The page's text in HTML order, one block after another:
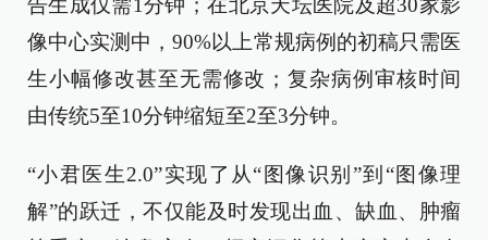
告生成仅需1分钟；在北京天坛医院及超30家影
像中心实测中，90%以上常规病例的初稿只需医
生小幅修改甚至无需修改；复杂病例审核时间
由传统5至10分钟缩短至2至3分钟。
“小君医生2.0”实现了从“图像识别”到“图像理
解”的跃迁，不仅能及时发现出血、缺血、肿瘤